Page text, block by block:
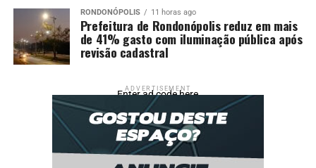
RONDONÓPOLIS 11 horas ago
Prefeitura de Rondonópolis reduz em mais
de 41% gasto com iluminação pública após
revisão cadastral
ADVERTISEMENT
Enter ad code here